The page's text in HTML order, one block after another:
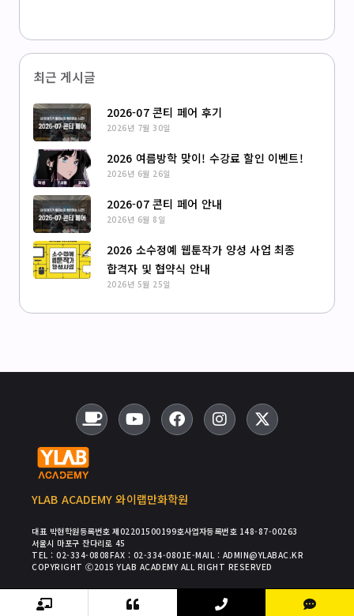
최근 게시글
2026-07 콘티 페어 후기
2026년 7월 30일
2026 여름방학 맞이! 수강료 할인 이벤트!
2026년 6월 26일
2026-07 콘티 페어 안내
2026년 6월 8일
2026 소수정예 웹툰작가 양성 사업 최종
합격자 및 협약식 안내
2026년 5월 25일
YLAB ACADEMY 와이랩만화학원
대표 박현학원등록번호 제02201500199호사업자등록번호 148-87-00263
서울시 마포구 잔다리로 45
TEL : 02-334-0808FAX : 02-334-0801E-MAIL : ADMIN@YLABAC.KR
COPYRIGHT Ⓒ2015 YLAB ACADEMY ALL RIGHT RESERVED